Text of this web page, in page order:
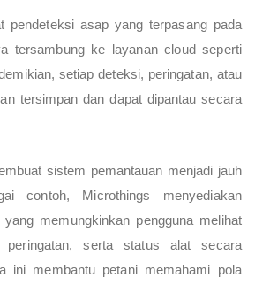
pendeteksi asap yang terpasang pada
tersambung ke layanan cloud seperti
setiap deteksi, peringatan, atau
tersimpan dan dapat dipantau secara
sistem pemantauan menjadi jauh
contoh, Microthings menyediakan
yang memungkinkan pengguna melihat
serta status alat secara
ini membantu petani memahami pola